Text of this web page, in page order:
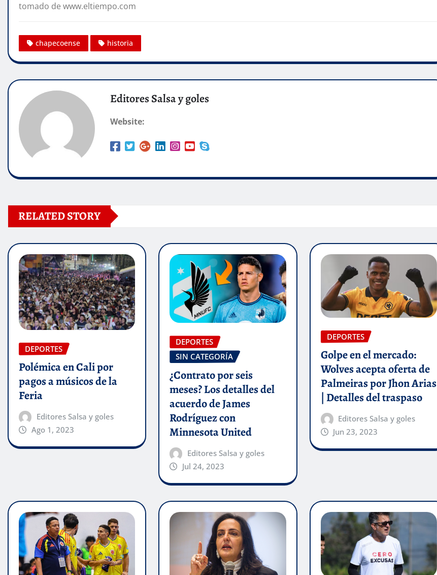
tomado de www.eltiempo.com
chapecoense historia
Editores Salsa y goles
Website:
RELATED STORY
DEPORTES
Polémica en Cali por
pagos a músicos de la
Feria
Editores Salsa y goles
Ago 1, 2023
DEPORTES
SIN CATEGORÍA
¿Contrato por seis
meses? Los detalles del
acuerdo de James
Rodríguez con
Minnesota United
Editores Salsa y goles
Jul 24, 2023
DEPORTES
Golpe en el mercado:
Wolves acepta oferta de
Palmeiras por Jhon Arias
| Detalles del traspaso
Editores Salsa y goles
Jun 23, 2023